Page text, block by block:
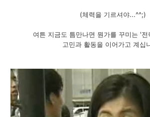
(체력을 기르셔야...^^;)
여튼 지금도 틈만나면 뭔가를 꾸미는 '전
고민과 활동을 이어가고 계십